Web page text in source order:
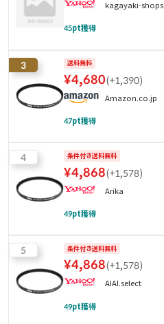
kagayaki-shops
45pt獲得
3 送料無料
¥4,680(+1,390)
Amazon.co.jp
47pt獲得
4 条件付き送料無料
¥4,868(+1,578)
Arika
49pt獲得
5 条件付き送料無料
¥4,868(+1,578)
AIAI.select
49pt獲得